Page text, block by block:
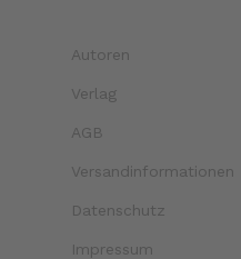
Autoren
Verlag
AGB
Versandinformationen
Datenschutz
Impressum